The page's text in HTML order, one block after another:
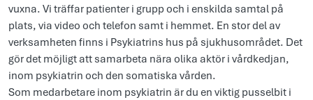
vuxna. Vi träffar patienter i grupp och i enskilda samtal på
plats, via video och telefon samt i hemmet. En stor del av
verksamheten finns i Psykiatrins hus på sjukhusområdet. Det
gör det möjligt att samarbeta nära olika aktör i vårdkedjan,
inom psykiatrin och den somatiska vården.
Som medarbetare inom psykiatrin är du en viktig pusselbit i